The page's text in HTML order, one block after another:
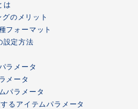
は
のメリット
フォーマット
設定方法
ラメータ
メータ
パラメータ
るアイテムパラメータ